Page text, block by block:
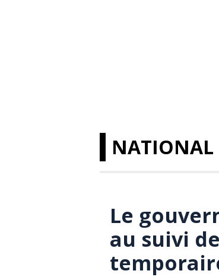
NATIONAL
Le
au suivi